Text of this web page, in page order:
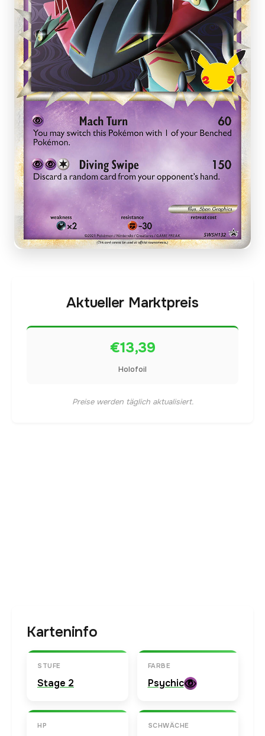
Aktueller Marktpreis
€13,39
Holofoil
Preise werden täglich aktualisiert.
Karteninfo
STUFE
Stage 2
FARBE
Psychic
HP SCHWÄCHE